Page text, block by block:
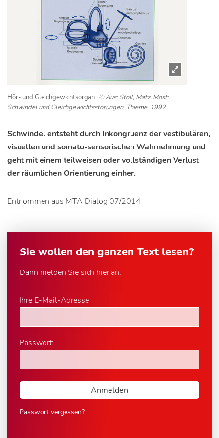
Hör- und Gleichgewichtsorgan © Aus: Stoll, Matz, Most:
Schwindel und Gleichgewichtsstörungen, Thieme, 1992
Schwindel entsteht durch Inkongruenz der vestibulären,
visuellen und somato-sensorischen Wahrnehmung und
geht mit einem teilweisen oder vollständigen Verlust
der räumlichen Orientierung einher.
Entnommen aus MTA Dialog 07/2014
Sie wollen den ganzen Text lesen?
Dann melden Sie sich hier an:
Ihre E-Mail-Adresse
Passwort:
Passwort vergessen?